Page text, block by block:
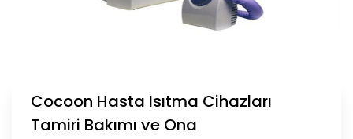
Cocoon Hasta Isıtma Cihazları
Tamiri Bakımı ve Ona